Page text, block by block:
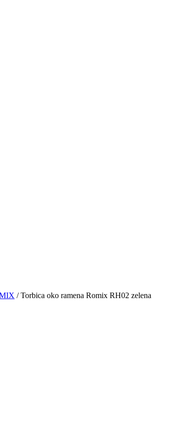
/ Torbica oko ramena Romix RH02 zelena